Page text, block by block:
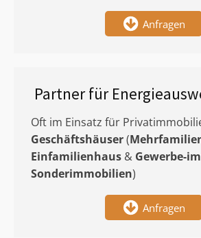
Anfragen
Partner für
Oft im Einsatz für
Geschäftshäuser(
Einfamilienhaus & Gewerbe-
Sonderimmobilien)
Anfragen